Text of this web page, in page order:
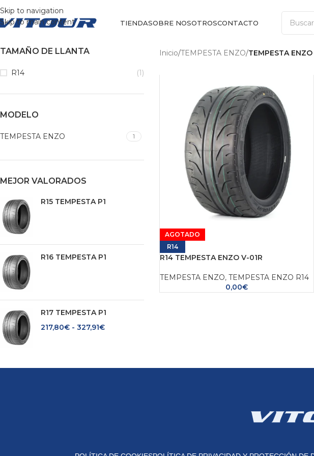
Skip to navigation
Skip to main content
TIENDASOBRE NOSOTROSCONTACTO
TAMAÑO DE LLANTA
R14 (1)
MODELO
TEMPESTA ENZO 1
MEJOR VALORADOS
R15 TEMPESTA P1
R16 TEMPESTA P1
R17 TEMPESTA P1
217,80€ - 327,91€
Inicio/TEMPESTA ENZO/TEMPESTA ENZO
AGOTADO
R14
R14 TEMPESTA ENZO V-01R
TEMPESTA ENZO, TEMPESTA ENZO R14
0,00€